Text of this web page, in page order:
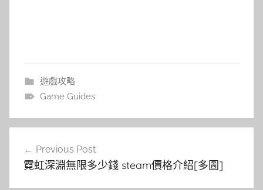
遊戲攻略
Game Guides
Previous Post
霓虹深淵無限多少錢 steam價格介紹[多圖]